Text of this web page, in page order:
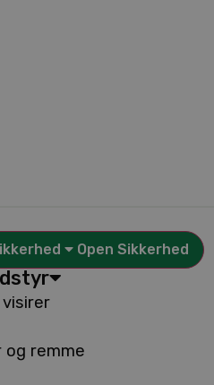
Open Sikkerhed
visirer
remme